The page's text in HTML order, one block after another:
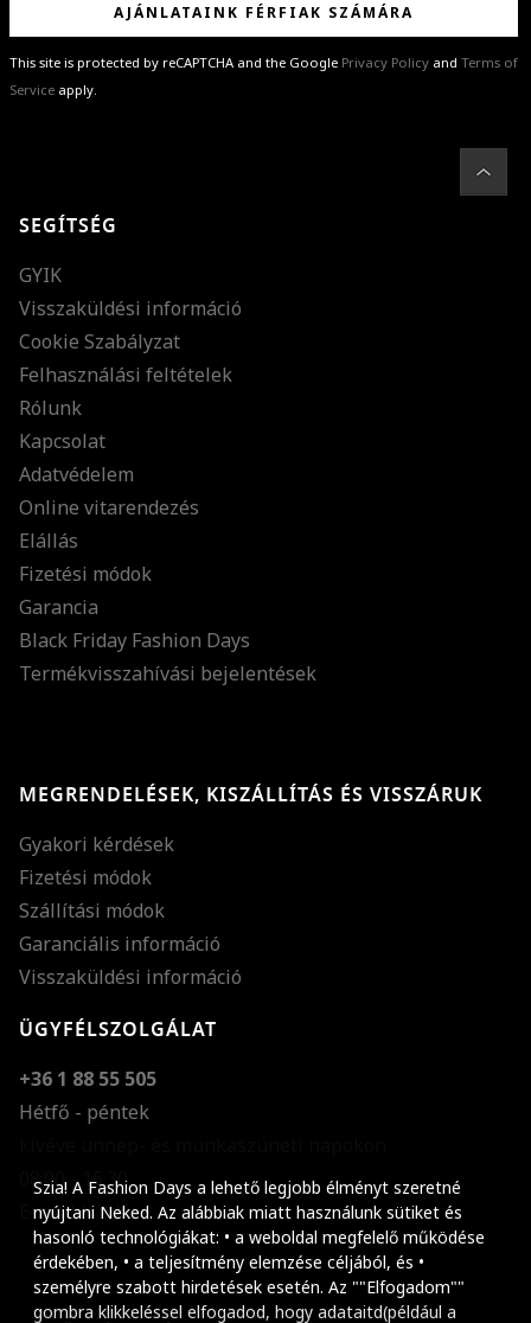
Szia! A Fashion Days a lehető legjobb élményt szeretné
nyújtani Neked. Az alábbiak miatt használunk sütiket és
hasonló technológiákat: • a weboldal megfelelő működése
érdekében, • a teljesítmény elemzése céljából, és •
személyre szabott hirdetések esetén. Az ""Elfogadom""
gombra klikkeléssel elfogadod, hogy adataitd(például a
AJÁNLATAINK FÉRFIAK SZÁMÁRA
This site is protected by reCAPTCHA and the Google Privacy Policy and Terms of
Service apply.
különleges ajánlatainkat és stílustippjeinket!
SEGÍTSÉG
GYIK
Visszaküldési információ
Cookie Szabályzat
Felhasználási feltételek
Rólunk
Kapcsolat
Adatvédelem
Online vitarendezés
Elállás
Fizetési módok
Garancia
Black Friday Fashion Days
Termékvisszahívási bejelentések
MEGRENDELÉSEK, KISZÁLLÍTÁS ÉS VISSZÁRUK
Gyakori kérdések
Fizetési módok
Szállítási módok
Garanciális információ
Visszaküldési információ
ÜGYFÉLSZOLGÁLAT
+36 1 88 55 505
Hétfő - péntek
08:00 - 16:30
E-mail küldése
Szöveg méretének
Szóköz növelése
Szóköz csökkentése